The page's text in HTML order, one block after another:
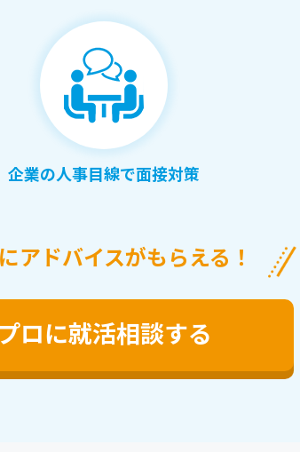
企業の人事目線で面接対策
アドバイスがもらえる！
ロに就活相談する